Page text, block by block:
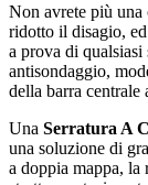
Non avrete più una
ridotto il disagio,
a prova di
antisondaggio,
della barra centrale
Una Serratura A
una soluzione di
a doppia mappa, la